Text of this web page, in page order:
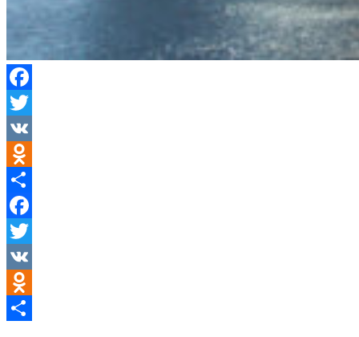
Facebook
Twitter
VK
Odnoklassniki
Отправить
Facebook
Twitter
VK
Odnoklassniki